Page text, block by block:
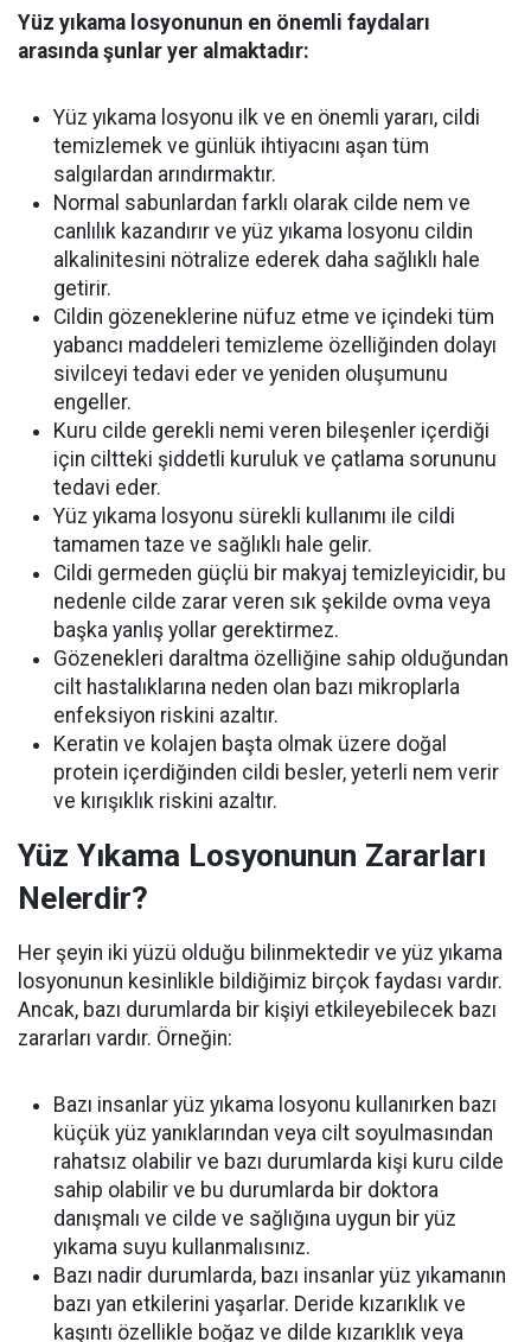
Yüz yıkama losyonunun en önemli faydaları
arasında şunlar yer almaktadır:
Yüz yıkama losyonu ilk ve en önemli yararı, cildi
temizlemek ve günlük ihtiyacını aşan tüm
salgılardan arındırmaktır.
Normal sabunlardan farklı olarak cilde nem ve
canlılık kazandırır ve yüz yıkama losyonu cildin
alkalinitesini nötralize ederek daha sağlıklı hale
getirir.
Cildin gözeneklerine nüfuz etme ve içindeki tüm
yabancı maddeleri temizleme özelliğinden dolayı
sivilceyi tedavi eder ve yeniden oluşumunu
engeller.
Kuru cilde gerekli nemi veren bileşenler içerdiği
için ciltteki şiddetli kuruluk ve çatlama sorununu
tedavi eder.
Yüz yıkama losyonu sürekli kullanımı ile cildi
tamamen taze ve sağlıklı hale gelir.
Cildi germeden güçlü bir makyaj temizleyicidir, bu
nedenle cilde zarar veren sık şekilde ovma veya
başka yanlış yollar gerektirmez.
Gözenekleri daraltma özelliğine sahip olduğundan
cilt hastalıklarına neden olan bazı mikroplarla
enfeksiyon riskini azaltır.
Keratin ve kolajen başta olmak üzere doğal
protein içerdiğinden cildi besler, yeterli nem verir
ve kırışıklık riskini azaltır.
Yüz Yıkama Losyonunun Zararları
Nelerdir?
Her şeyin iki yüzü olduğu bilinmektedir ve yüz yıkama
losyonunun kesinlikle bildiğimiz birçok faydası vardır.
Ancak, bazı durumlarda bir kişiyi etkileyebilecek bazı
zararları vardır. Örneğin:
Bazı insanlar yüz yıkama losyonu kullanırken bazı
küçük yüz yanıklarından veya cilt soyulmasından
rahatsız olabilir ve bazı durumlarda kişi kuru cilde
sahip olabilir ve bu durumlarda bir doktora
danışmalı ve cilde ve sağlığına uygun bir yüz
yıkama suyu kullanmalısınız.
Bazı nadir durumlarda, bazı insanlar yüz yıkamanın
bazı yan etkilerini yaşarlar. Deride kızarıklık ve
kaşıntı özellikle boğaz ve dilde kızarıklık veya